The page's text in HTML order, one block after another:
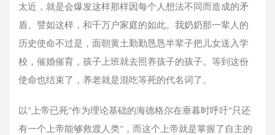
太近，就是会爆发这样那样因每个人想法不同而造成的矛
盾。譬如这样，和千万户家庭的如此。我奶奶那一辈人的
历史使命不过是，面朝黄土勤勤恳恳半辈子把儿女送入学
校，催婚催育，孩子上班就去照养孩子的孩子。等到这份
使命也结束了，养老就是混吃等死的代名词了。
以“上帝已死”作为理论基础的海德格尔在垂暮时呼吁“只还
有一个上帝能够救渡人类”，而这个上帝就是掌握了自主的